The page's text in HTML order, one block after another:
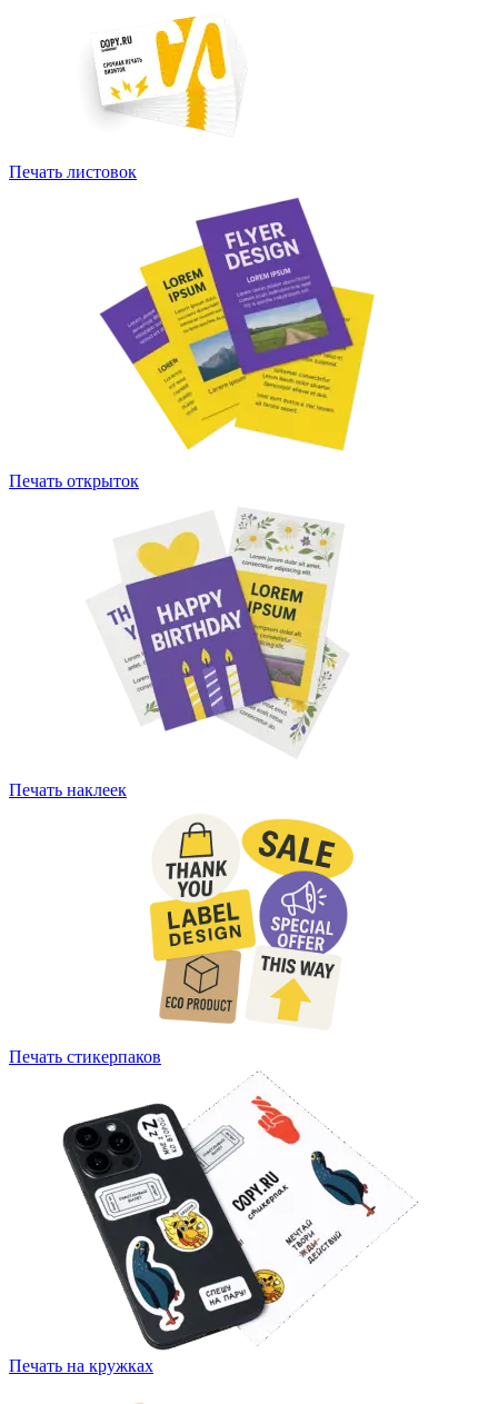
Печать листовок
Печать открыток
Печать наклеек
Печать стикерпаков
Печать на кружках